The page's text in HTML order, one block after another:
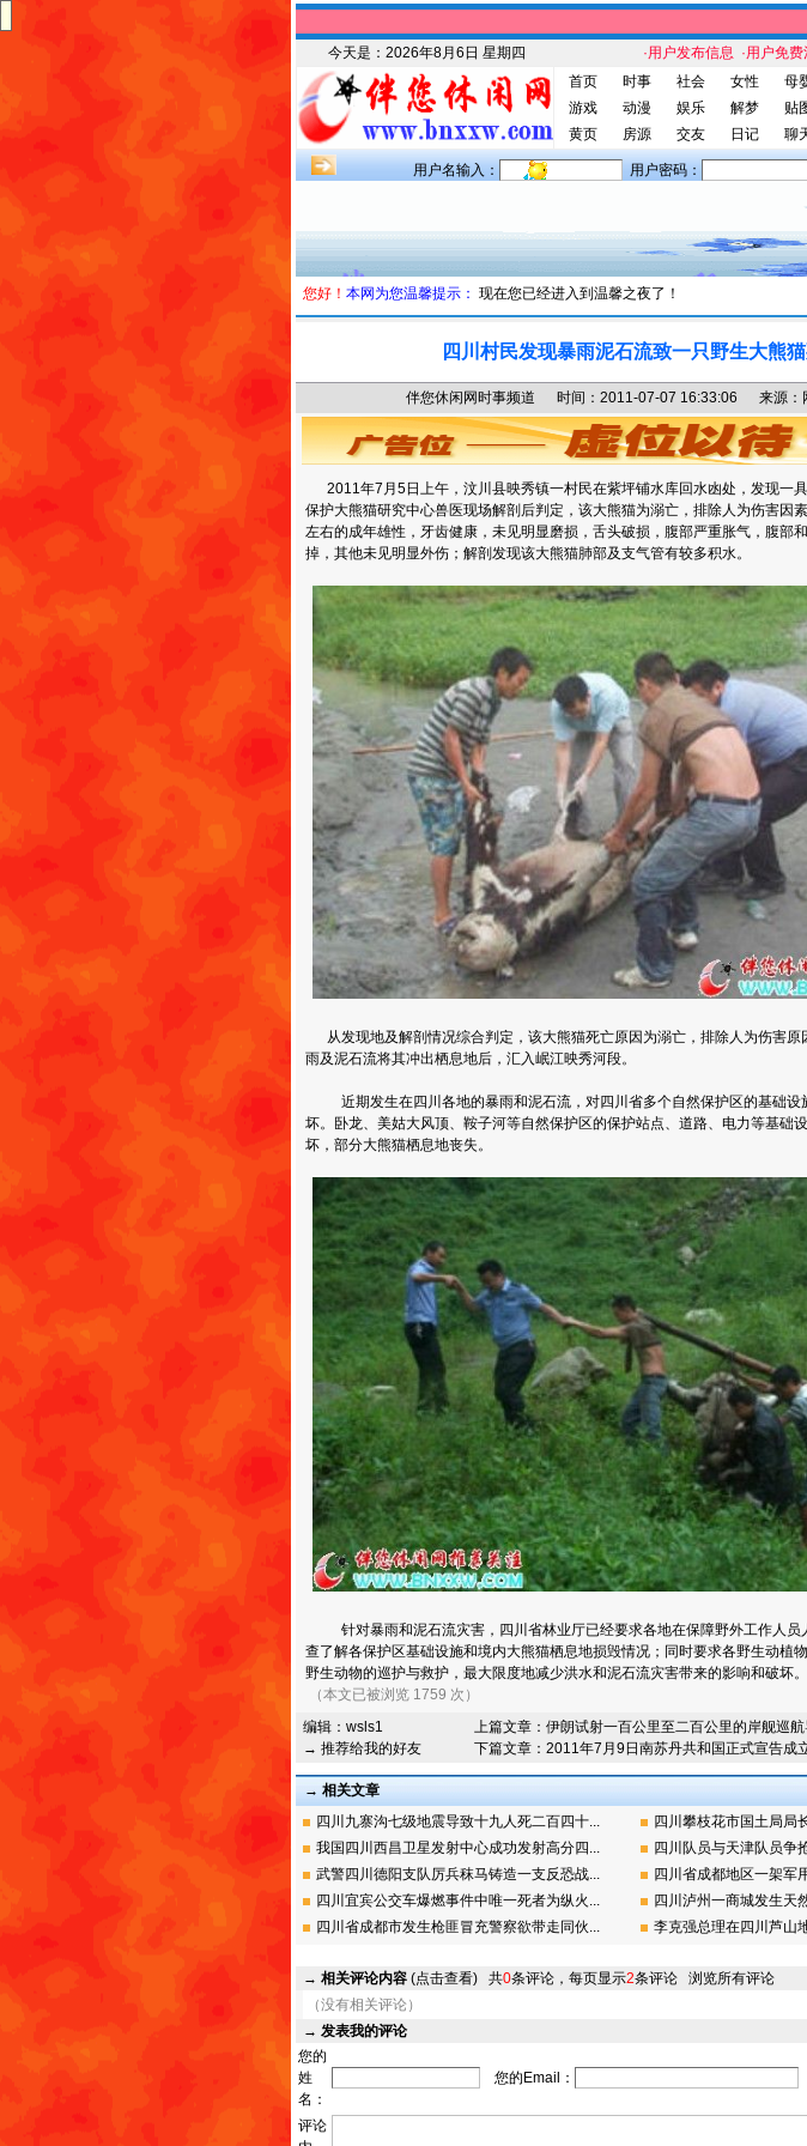
今天是： 2026年8月6日 星期四 ·用户发布信息 ·用户免
首页
时事 社会 女性 母
游戏
动漫 娱乐 解梦 贴
黄页
房源 交友 日记 聊
用户名输入： 用户密码：
您好！ 本网为您温馨提示： 现在您已经进入到温馨之夜了！
四川村民发现暴雨泥石流致一只野生大熊
伴您休闲网时事频道 时间：2011-07-07 16:33:06 来源
2011年7月5日上午，汶川县映秀镇一村民在紫坪铺水库回水凼处，发现一
保护大熊猫研究中心兽医现场解剖后判定，该大熊猫为溺亡，排除人为伤害因
左右的成年雄性，牙齿健康，未见明显磨损，舌头破损，腹部严重胀气，腹部
掉，其他未见明显外伤；解剖发现该大熊猫肺部及支气管有较多积水。
从发现地及解剖情况综合判定，该大熊猫死亡原因为溺亡，排除人为伤害原
雨及泥石流将其冲出栖息地后，汇入岷江映秀河段。
近期发生在四川各地的暴雨和泥石流，对四川省多个自然保护区的基础设
坏。卧龙、美姑大风顶、鞍子河等自然保护区的保护站点、道路、电力等基础
坏，部分大熊猫栖息地丧失。
针对暴雨和泥石流灾害，四川省林业厅已经要求各地在保障野外工作人员
查了解各保护区基础设施和境内大熊猫栖息地损毁情况；同时要求各野生动植
野生动物的巡护与救护，最大限度地减少洪水和泥石流灾害带来的影响和破坏。
（本文已被浏览 1759 次）
编辑： wsls1
→ 推荐给我的好友
上篇文章： 伊朗试射一百公里至二百公里的岸舰巡
下篇文章： 2011年7月9日南苏丹共和国正式宣告成
→ 相关文章
四川九寨沟七级地震导致十九人死二百四十...
四川攀枝花市国土局局
我国四川西昌卫星发射中心成功发射高分四...
四川队员与天津队员争
武警四川德阳支队厉兵秣马铸造一支反恐战...
四川省成都地区一架军
四川宜宾公交车爆燃事件中唯一死者为纵火...
四川泸州一商城发生天
四川省成都市发生枪匪冒充警察欲带走同伙...
李克强总理在四川芦山
→ 相关评论内容 (点击查看) 共0条评论，每页显示2条评论 浏览所有评论
（没有相关评论）
→ 发表我的评论
您的
姓
名：
您的Email：
评论